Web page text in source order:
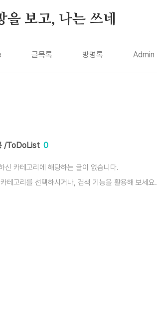
을 보고, 나는 쓰네
글목록 방명록 Admin
/ToDoList 0
신 카테고리에 해당하는 글이 없습니다.
테고리를 선택하시거나, 검색 기능을 활용해 보세요.